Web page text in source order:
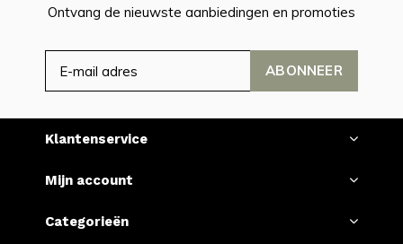
Ontvang de nieuwste aanbiedingen en promoties
ABONNEER
Klantenservice
Mijn account
Categorieën